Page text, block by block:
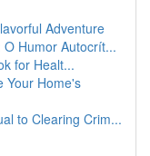
Adventure
Humor Autocrít...
for Healt...
Your Home's
to Clearing Crim...